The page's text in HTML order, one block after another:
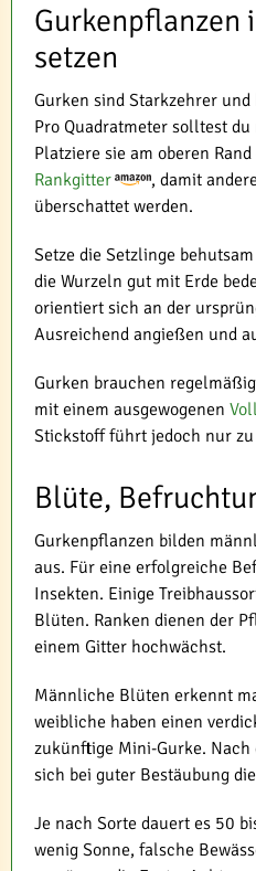
Gurkenpflanzen
setzen
Gurken sind Starkzehrer
Pro Quadratmeter solltest
Platziere sie am oberen
Rankgitter
, damit
überschattet werden.
Setze die Setzlinge
die Wurzeln gut mit Erde
orientiert sich an der
Ausreichend angießen und
Gurken brauchen
mit einem ausgewogenen
Stickstoff führt jedoch nur
Blüte,
Gurkenpflanzen bilden
aus. Für eine erfolgreiche
Insekten. Einige
Blüten. Ranken dienen der
einem Gitter hochwächst.
Männliche Blüten erkennt
weibliche haben einen
zukünftige Mini-Gurke.
sich bei guter Bestäubung
Je nach Sorte dauert es 50
wenig Sonne, falsche